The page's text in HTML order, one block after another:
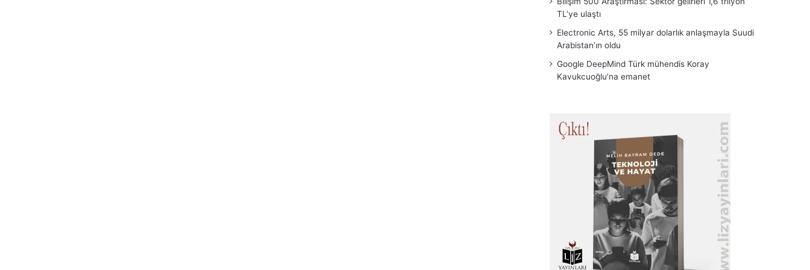
TL’ye ulaştı
Electronic Arts, 55 milyar dolarlık anlaşmayla Suudi
Arabistan’ın oldu
Google DeepMind Türk mühendis Koray
Kavukcuoğlu’na emanet